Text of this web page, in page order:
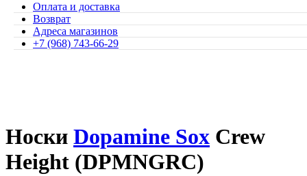
Оплата и доставка
Возврат
Адреса магазинов
+7 (968) 743-66-29
Носки Dopamine Sox Crew
Height (DPMNGRC)